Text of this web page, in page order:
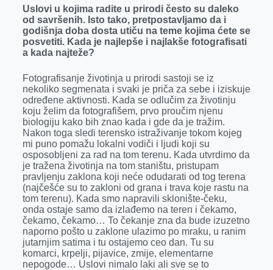
Uslovi u kojima radite u prirodi često su daleko
od savršenih. Isto tako, pretpostavljamo da i
godišnja doba dosta utiču na teme kojima ćete se
posvetiti. Kada je najlepše i najlakše fotografisati
a kada najteže?
Fotografisanje životinja u prirodi sastoji se iz
nekoliko segmenata i svaki je priča za sebe i iziskuje
određene aktivnosti. Kada se odlučim za životinju
koju želim da fotografišem, prvo proučim njenu
biologiju kako bih znao kada i gde da je tražim.
Nakon toga sledi terensko istraživanje tokom kojeg
mi puno pomažu lokalni vodiči i ljudi koji su
osposobljeni za rad na tom terenu. Kada utvrdimo da
je tražena životinja na tom staništu, pristupam
pravljenju zaklona koji neće odudarati od tog terena
(najčešće su to zakloni od grana i trava koje rastu na
tom terenu). Kada smo napravili sklonište-čeku,
onda ostaje samo da izlađemo na teren i čekamo,
čekamo, čekamo… To čekanje zna da bude izuzetno
naporno pošto u zaklone ulazimo po mraku, u ranim
jutarnjim satima i tu ostajemo ceo dan. Tu su
komarci, krpelji, pijavice, zmije, elementarne
nepogode… Uslovi nimalo laki ali sve se to